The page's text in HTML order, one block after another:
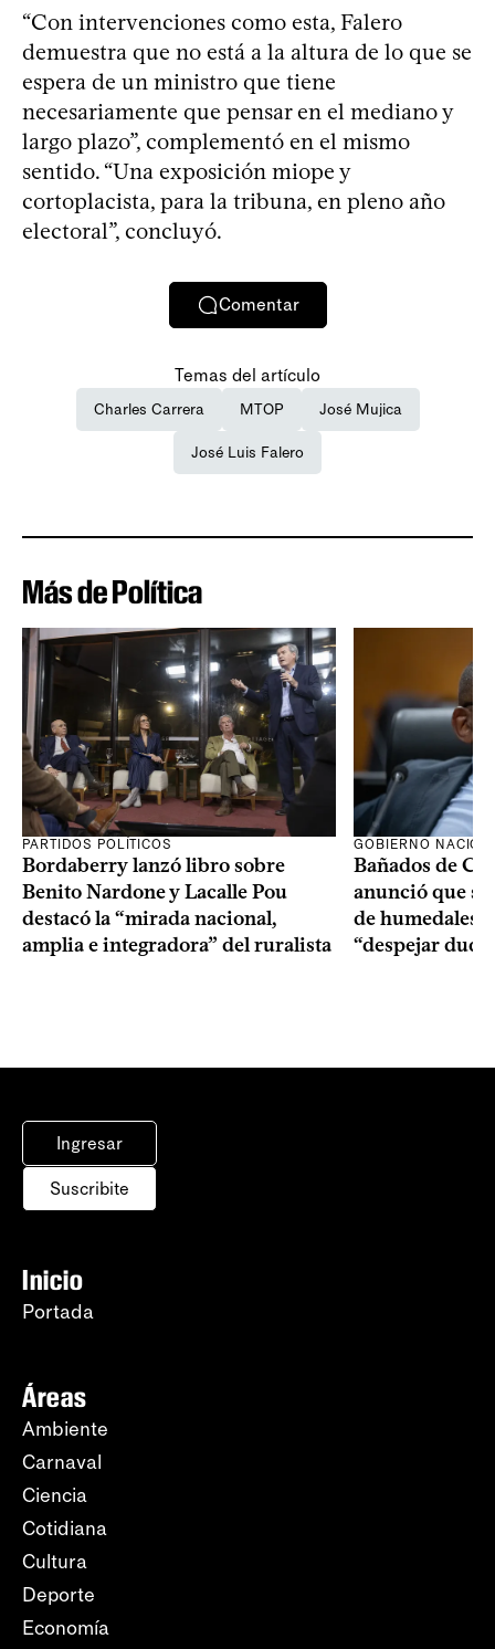
“Con intervenciones como esta, Falero
demuestra que no está a la altura de lo que se
espera de un ministro que tiene
necesariamente que pensar en el mediano y
largo plazo”, complementó en el mismo
sentido. “Una exposición miope y
cortoplacista, para la tribuna, en pleno año
electoral”, concluyó.
Comentar
Temas del artículo
Charles Carrera MTOP José Mujica
José Luis Falero
Más de Política
PARTIDOS POLÍTICOS
Bordaberry lanzó libro sobre
Benito Nardone y Lacalle Pou
destacó la “mirada nacional,
amplia e integradora” del ruralista
GOBIERNO
Bañados de
anunció que
de humedales
“despejar
Ingresar
Suscribite
Inicio
Portada
Áreas
Ambiente
Carnaval
Ciencia
Cotidiana
Cultura
Deporte
Economía